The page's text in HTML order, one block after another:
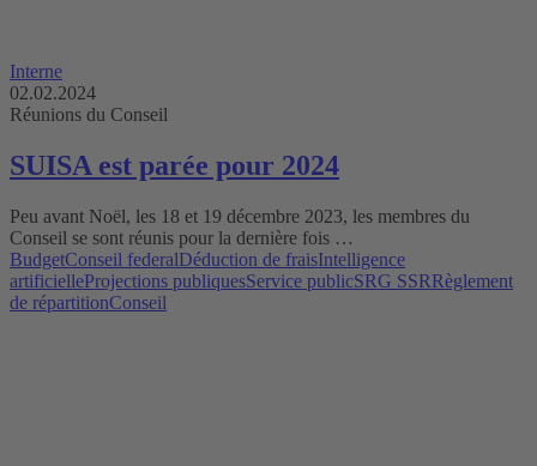
Interne
02.02.2024
Réunions du Conseil
SUISA est parée pour 2024
Peu avant Noël, les 18 et 19 décembre 2023, les membres du
Conseil se sont réunis pour la dernière fois …
BudgetConseil federalDéduction de fraisIntelligence
artificielleProjections publiquesService publicSRG SSRRèglement
de répartitionConseil